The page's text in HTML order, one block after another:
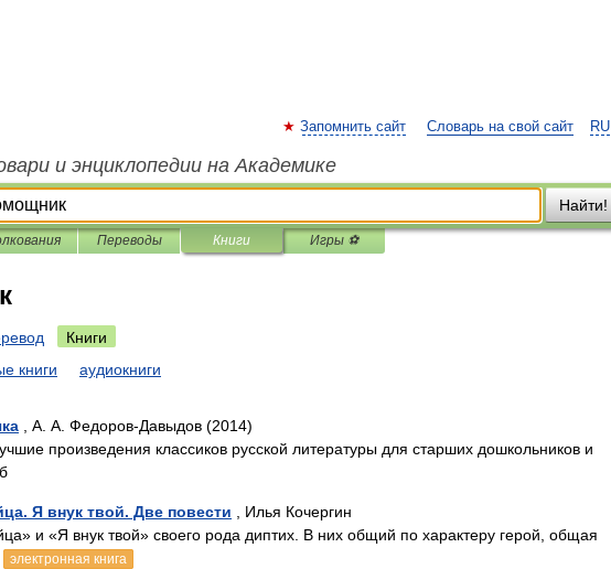
RU
Запомнить сайт Словарь на свой сайт
и энциклопедии на Академике
Найти!
Переводы Книги Игры ⚽
Книги
книги аудиокниги
, А. А. Федоров-Давыдов (2014)
произведения классиков русской литературы для старших дошкольников и
Я внук твой. Две повести , Илья Кочергин
и «Я внук твой» своего рода диптих. В них общий по характеру герой, общая
электронная книга